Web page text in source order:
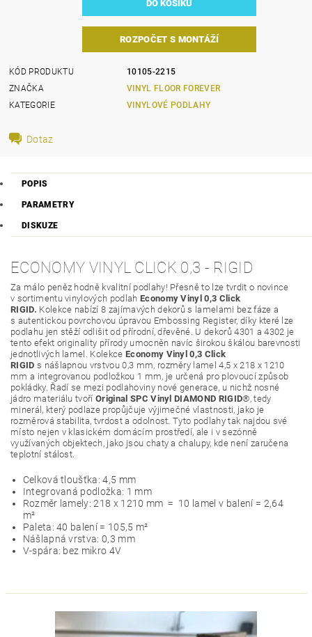
ROZPOČET S MONTÁŽÍ
KÓD PRODUKTU
10105-2215
ZNAČKA
VINYL FLOOR FOREVER
KATEGORIE
VINYLOVÉ PODLAHY
Dotaz
POPIS
PARAMETRY
DISKUZE
ECONOMY VINYL CLICK 0,3 - RIGID
Za málo peněz hodně kvalitní podlahy! Přesně to lze tvrdit o novince
v sortimentu vinylových podlah Economy Vinyl 0,3 Click
RIGID. Kolekce nabízí 8 zajímavých dekorů s lamelami bez fáze a
s autentickou povrchovou úpravou Embossing Register, díky které lze
podlahu jen stěží odlišit od přírodní, dřevěné. U dekorů 4301 a 4302 je
tento efekt originality přírody umocněn navíc širokou škálou barevnosti
jednotlivých lamel. Kolekce Economy Vinyl 0,3 Click
RIGID s nášlapnou vrstvou 0,3 mm, rozměry lamel 4,5 x 218 x 1210
mm a integrovanou podložkou 1 mm, je určená pro plovoucí způsob
pokládky. Řadí se mezi podlahoviny nové generace, u nichž nosné
jádro materiálu tvoříOriginal SPC Vinyl DIAMOND RIGID®, tedy
minerál, který podlaze propůjčuje výjimečné vlastnosti, jako je
rozměrová stabilita, tvrdost a odolnost. Tyto podlahy tak najdou své
místo nejen v klasickém domácím prostředí, ale i v sezónně
využívaných objektech, jako jsou chaty a chalupy, kde není zaručena
teplotní stálost.
Celková tloušťka: 4,5 mm
Integrovaná podložka: 1 mm
Rozměr lamely: 218 x 1210 mm = 10 lamel v balení = 2,64
m²
Paleta: 40 balení = 105,5 m²
Nášlapná vrstva: 0,3 mm
V-spára: bez mikro 4V